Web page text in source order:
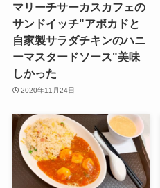
マリーチサーカスカフェの
サンドイッチ"アボカドと
自家製サラダチキンのハニ
ーマスタードソース"美味
しかった
2020年11月24日